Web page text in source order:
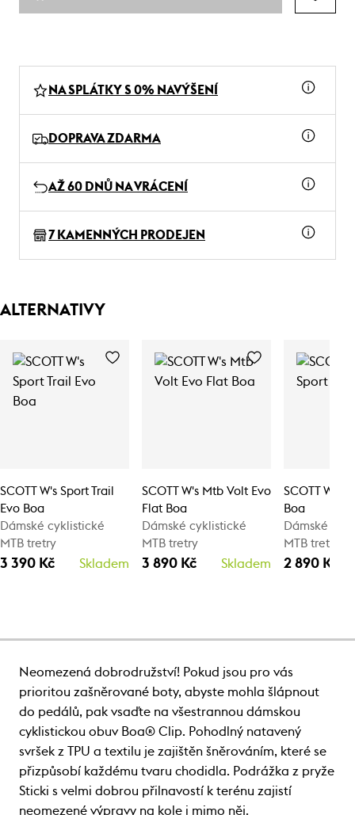
NA SPLÁTKY S 0% NAVÝŠENÍ
DOPRAVA ZDARMA
AŽ 60 DNŮ NA VRÁCENÍ
7 KAMENNÝCH PRODEJEN
ALTERNATIVY
SCOTT W's Sport Trail
Evo Boa
Dámské cyklistické
MTB tretry
3 390 Kč Skladem
SCOTT W's Mtb Volt Evo
Flat Boa
Dámské cyklistické
MTB tretry
3 890 Kč Skladem
SCOTT W's
Boa
Dámské
MTB tretry
2 890 Kč
Neomezená dobrodružství! Pokud jsou pro vás
prioritou zašněrované boty, abyste mohla šlápnout
do pedálů, pak vsaďte na všestrannou dámskou
cyklistickou obuv Boa® Clip. Pohodlný natavený
svršek z TPU a textilu je zajištěn šněrováním, které se
přizpůsobí každému tvaru chodidla. Podrážka z pryže
Sticki s velmi dobrou přilnavostí k terénu zajistí
neomezené výpravy na kole i mimo něj.